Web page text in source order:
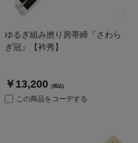
ゆるぎ組み撚り房帯締『さわら
ぎ冠』【衿秀】
￥13,200 (税込)
この商品をコーデする